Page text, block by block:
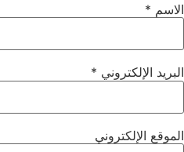
الاسم *
البريد الإلكتروني *
الموقع الإلكتروني